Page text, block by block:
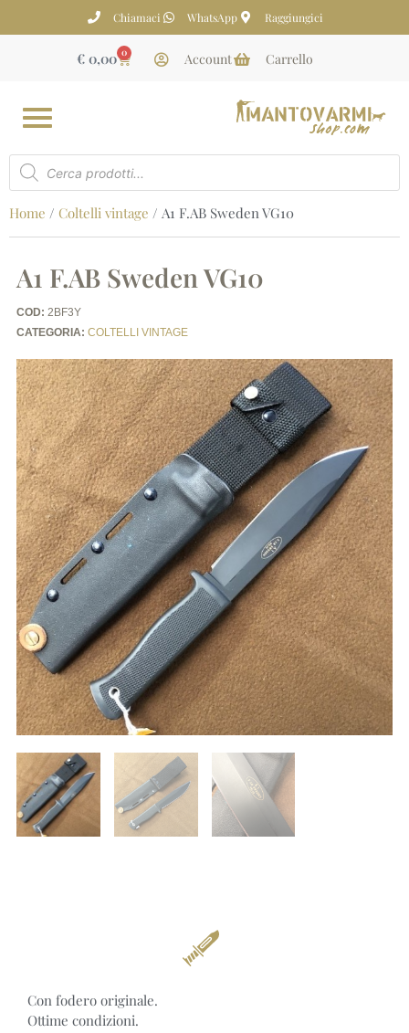
Chiamaci WhatsApp Raggiungici
€0,00 0 Account Carrello
Home / Coltelli vintage / A1 F.AB Sweden VG10
A1 F.AB Sweden VG10
COD: 2BF3Y
CATEGORIA: COLTELLI VINTAGE
Con fodero originale.
Ottime condizioni.